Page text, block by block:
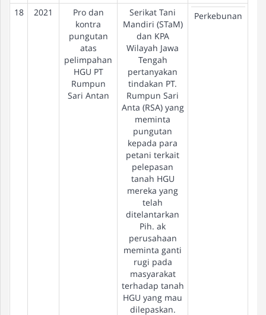
18 2021
Pro dan
kontra
pungutan
atas
pelimpahan
HGU PT
Rumpun
Sari Antan
Serikat Tani
Mandiri (STaM)
dan KPA
Wilayah Jawa
Tengah
pertanyakan
tindakan PT.
Rumpun Sari
Anta (RSA) yang
meminta
pungutan
kepada para
petani terkait
pelepasan
tanah HGU
mereka yang
telah
ditelantarkan
Pih. ak
perusahaan
meminta ganti
rugi pada
masyarakat
terhadap tanah
HGU yang mau
dilepaskan.
Perkebunan